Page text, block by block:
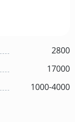
2800
17000
1000-4000